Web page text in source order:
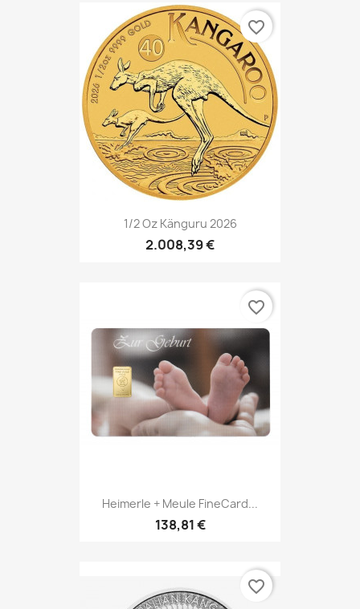
1/2 Oz Känguru 2026
2.008,39 €
favorite_border
Heimerle + Meule FineCard...
138,81 €
favorite_border
favorite_border